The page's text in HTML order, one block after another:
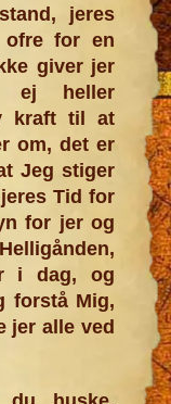
jeres
for en
giver jer
ej heller
kraft til at
om, det er
Jeg stiger
Tid for
for jer og
i dag, og
forstå Mig,
jer alle ved